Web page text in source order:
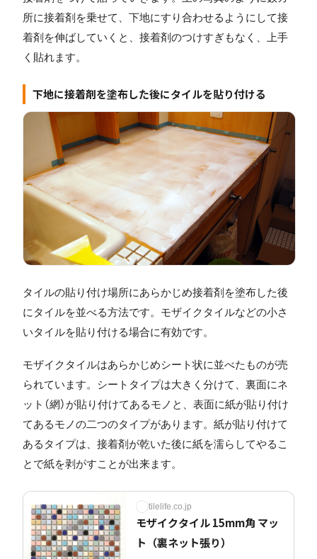
所に接着剤を乗せて、下地にすり合わせるようにして接
着剤を伸ばしていくと、接着剤のつけすぎもなく、上手
く貼れます。
下地に接着剤を塗布した後にタイルを貼り付ける
タイルの貼り付け場所にあらかじめ接着剤を塗布した後
にタイルを並べる方法です。モザイクタイルなどの小さ
いタイルを貼り付ける場合に有効です。
モザイクタイルはあらかじめシート状に並べたものが売
られています。シートタイプは大きく分けて、裏面にネ
ット（網）が貼り付けてあるモノと、表面に紙が貼り付け
てあるモノの二つのタイプがあります。紙が貼り付けて
あるタイプは、接着剤が乾いた後に紙を濡らしてやるこ
とで紙を剥がすことが出来ます。
tilelife.co.jp
モザイクタイル 15mm角 マッ
ト（裏ネット張り）